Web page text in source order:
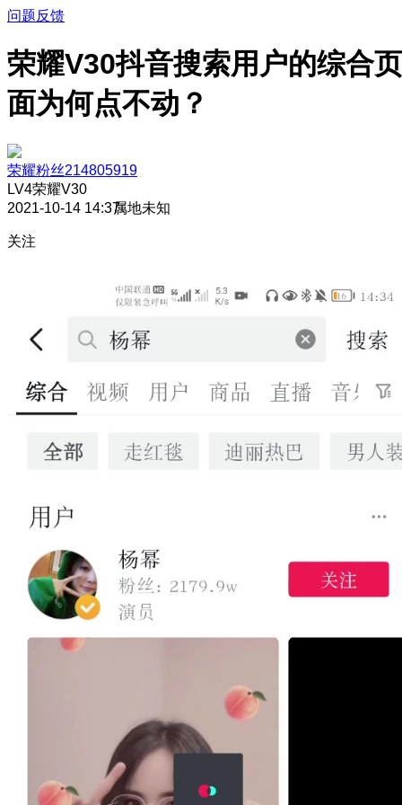
问题反馈
荣耀V30抖音搜索用户的综合页
面为何点不动？
荣耀粉丝214805919
LV4荣耀V30
2021-10-14 14:37属地未知
关注